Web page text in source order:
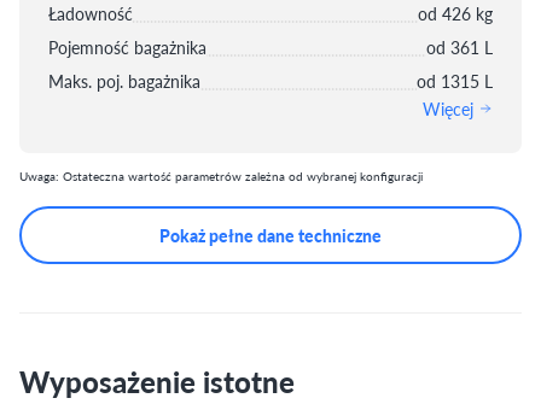
Ładowność
od 426 kg
Pojemność bagażnika
od 361 L
Maks. poj. bagażnika
od 1315 L
Więcej
Uwaga: Ostateczna wartość parametrów zależna od wybranej konfiguracji
Pokaż pełne dane techniczne
Wyposażenie istotne